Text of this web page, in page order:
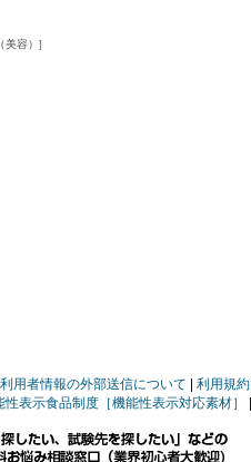
容）
利用者情報の外部送信について 利用規約
性表示食品制度［機能性表示対応素材］